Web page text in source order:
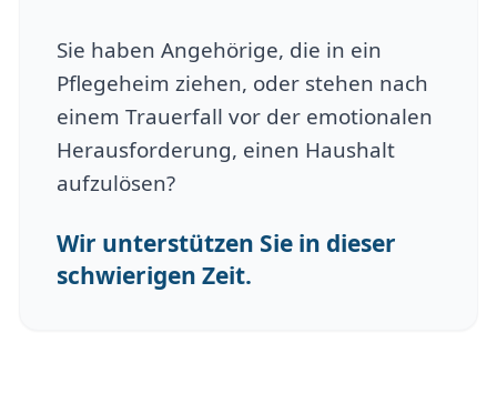
Sie haben Angehörige, die in ein
Pflegeheim ziehen, oder stehen nach
einem Trauerfall vor der emotionalen
Herausforderung, einen Haushalt
aufzulösen?
Wir unterstützen Sie in dieser
schwierigen Zeit.